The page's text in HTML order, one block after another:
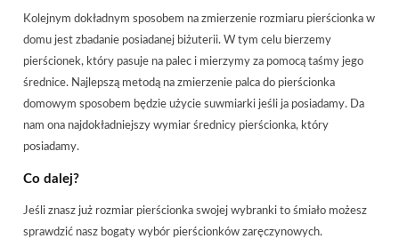
Kolejnym dokładnym sposobem na zmierzenie rozmiaru pierścionka w
domu jest zbadanie posiadanej biżuterii. W tym celu bierzemy
pierścionek, który pasuje na palec i mierzymy za pomocą taśmy jego
średnice. Najlepszą metodą na zmierzenie palca do pierścionka
domowym sposobem będzie użycie suwmiarki jeśli ja posiadamy. Da
nam ona najdokładniejszy wymiar średnicy pierścionka, który
posiadamy.
Co dalej?
Jeśli znasz już rozmiar pierścionka swojej wybranki to śmiało możesz
sprawdzić nasz bogaty wybór pierścionków zaręczynowych.